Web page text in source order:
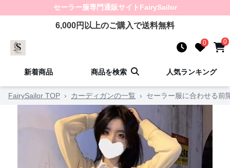
セーラー服専門通販サイト FairySailor
6,000円以上のご購入で送料無料
0 0
新着商品 商品を検索 人気ランキング
FairySailor TOP › カーディガンの一覧 › セーラー服に合わせる前